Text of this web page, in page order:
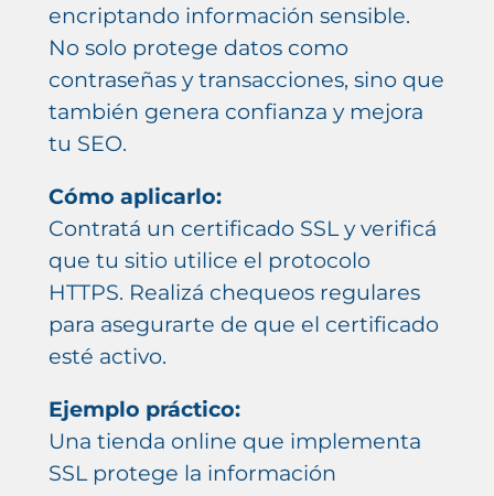
encriptando información sensible.
No solo protege datos como
contraseñas y transacciones, sino que
también genera confianza y mejora
tu SEO.
Cómo aplicarlo:
Contratá un certificado SSL y verificá
que tu sitio utilice el protocolo
HTTPS. Realizá chequeos regulares
para asegurarte de que el certificado
esté activo.
Ejemplo práctico:
Una tienda online que implementa
SSL protege la información